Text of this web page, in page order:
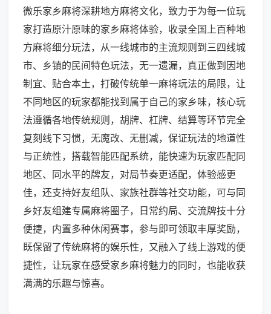
微乐家乡麻将深耕地方麻将文化，致力于为每一位玩
家打造原汁原味的家乡麻将体验，收录全国上百种地
方麻将细分玩法，从一线城市的主流规则到三四线城
市、乡镇的民间特色玩法，无一遗漏，真正做到因地
制宜、贴合本土，打破传统单一麻将玩法的局限，让
不同地区的玩家都能找到属于自己的家乡味，核心玩
法遵循各地传统规则，胡牌、杠牌、结算等环节完全
复刻线下习惯，无魔改、无删减，保证玩法的地道性
与正统性，搭载智能匹配系统，能快速为玩家匹配同
地区、同水平的牌友，对局节奏更适配，体验感更
佳，还支持好友组队、家族社群等社交功能，可与同
乡好友组建专属麻将圈子，日常约局、交流牌技十分
便捷，内置多种休闲赛事，参与即可领取丰厚奖励，
既保留了传统麻将的娱乐性，又融入了线上游戏的便
捷性，让玩家在感受家乡麻将魅力的同时，也能收获
满满的乐趣与惊喜。